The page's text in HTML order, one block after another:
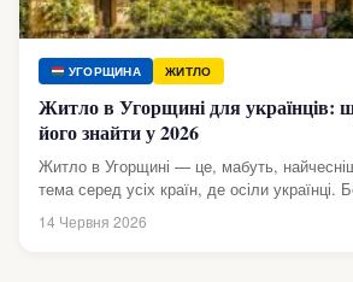
УГОРЩИНА ЖИТЛО
Житло в Угорщині для українців:
його знайти у 2026
Житло в Угорщині — це, мабуть,
тема серед усіх країн, де осіли українці.
те,...
14 Червня 2026